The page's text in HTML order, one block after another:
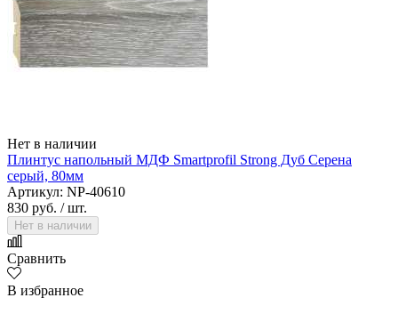
Нет в наличии
Плинтус напольный МДФ Smartprofil Strong Дуб Серена
серый, 80мм
Артикул: NP-40610
830 руб. / шт.
Нет в наличии
Сравнить
В избранное